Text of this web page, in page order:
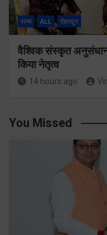
राज्य ALL देहरादून
वैश्विक संस्कृत
किया नेतृत्व
14 hours ago
You Missed